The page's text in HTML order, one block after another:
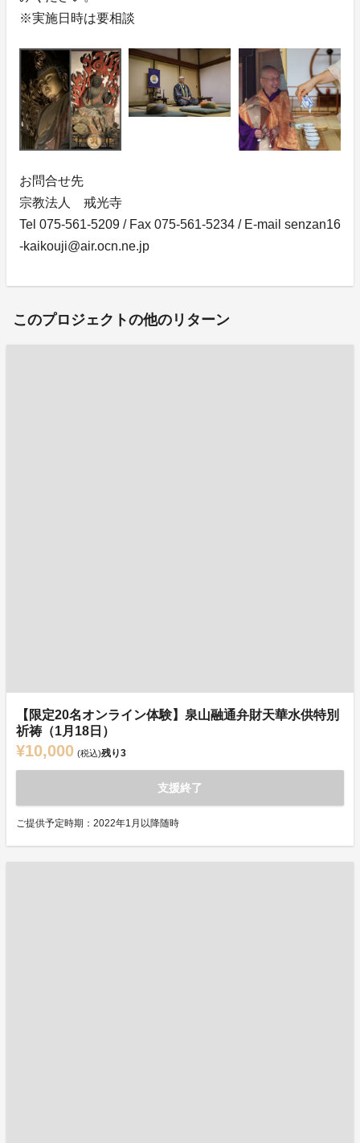
※実施日時は要相談
お問合せ先
宗教法人 戒光寺
Tel 075-561-5209 / Fax 075-561-5234 / E-mail senzan16
-kaikouji@air.ocn.ne.jp
このプロジェクトの他のリターン
【限定20名オンライン体験】泉山融通弁財天華水供特別
祈祷（1月18日）
¥10,000 (税込)残り3
支援終了
ご提供予定時期：2022年1月以降随時